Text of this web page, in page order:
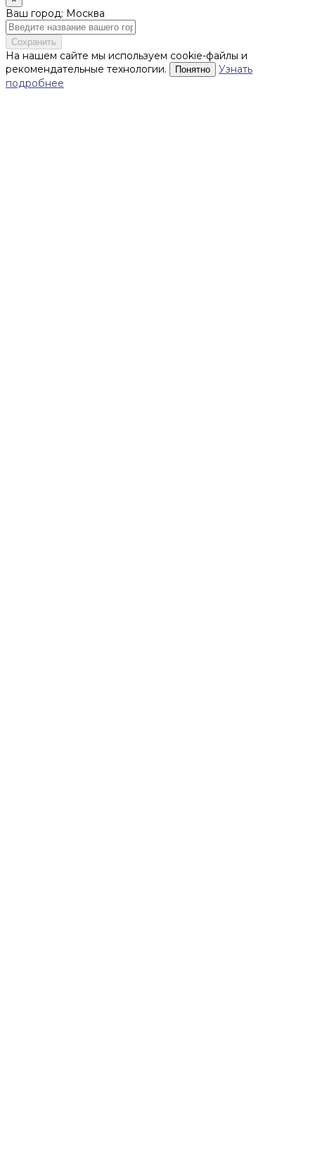
Ваш город: Москва
Сохранить
На нашем сайте мы используем cookie-файлы и
рекомендательные технологии.
Понятно
Узнать
подробнее